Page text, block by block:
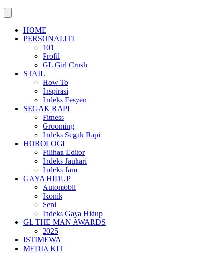
HOME
PERSONALITI
101
Profil
GL Girl Crush
STAIL
How To
Inspirasi
Indeks Fesyen
SEGAK RAPI
Fitness
Grooming
Indeks Segak Rapi
HOROLOGI
Pilihan Editor
Indeks Jauhari
Indeks Jam
GAYA HIDUP
Automobil
Ikonik
Seni
Indeks Gaya Hidup
GL THE MAN AWARDS
2025
ISTIMEWA
MEDIA KIT